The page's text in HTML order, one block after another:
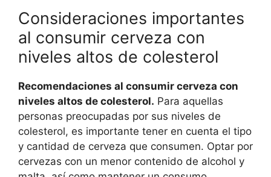
Consideraciones importantes
al consumir cerveza con
niveles altos de colesterol
Recomendaciones al consumir cerveza con
niveles altos de colesterol. Para aquellas
personas preocupadas por sus niveles de
colesterol, es importante tener en cuenta el tipo
y cantidad de cerveza que consumen. Optar por
cervezas con un menor contenido de alcohol y